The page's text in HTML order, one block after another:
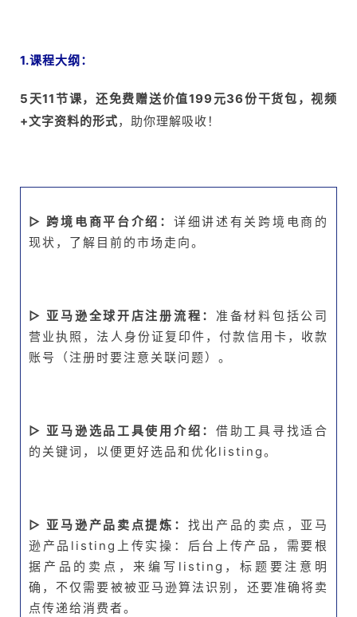
1.课程大纲：
5天11节课，还免费赠送价值199元36份干货包，视频
+文字资料的形式，助你理解吸收！
▷ 跨境电商平台介绍： 详细讲述有关跨境电商的
现状，了解目前的市场走向。
▷ 亚马逊全球开店注册流程： 准备材料包括公司
营业执照，法人身份证复印件，付款信用卡，收款
账号（注册时要注意关联问题）。
▷ 亚马逊选品工具使用介绍： 借助工具寻找适合
的关键词，以便更好选品和优化listing。
▷ 亚马逊产品卖点提炼： 找出产品的卖点，亚马
逊产品listing上传实操：后台上传产品，需要根
据产品的卖点，来编写listing，标题要注意明
确，不仅需要被被亚马逊算法识别，还要准确将卖
点传递给消费者。